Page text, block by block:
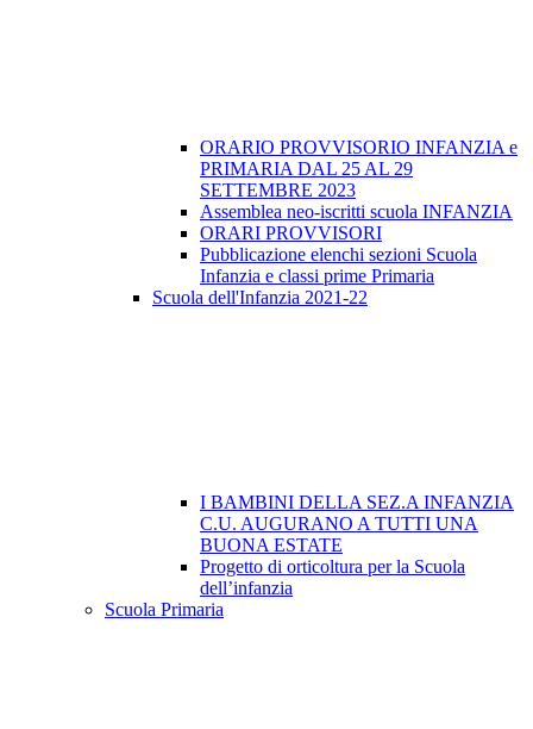
ORARIO PROVVISORIO INFANZIA e
PRIMARIA DAL 25 AL 29
SETTEMBRE 2023
Assemblea neo-iscritti scuola INFANZIA
ORARI PROVVISORI
Pubblicazione elenchi sezioni Scuola
Infanzia e classi prime Primaria
Scuola dell'Infanzia 2021-22
I BAMBINI DELLA SEZ.A INFANZIA
C.U. AUGURANO A TUTTI UNA
BUONA ESTATE
Progetto di orticoltura per la Scuola
dell’infanzia
Scuola Primaria